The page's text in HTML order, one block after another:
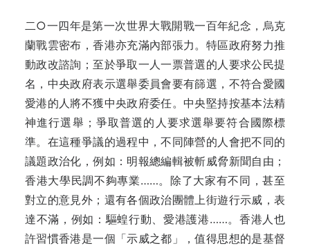
二○一四年是第一次世界大戰開戰一百年紀念，烏克
蘭戰雲密布，香港亦充滿內部張力。特區政府努力推
動政改諮詢；至於爭取一人一票普選的人要求公民提
名，中央政府表示選舉委員會要有篩選，不符合愛國
愛港的人將不獲中央政府委任。中央堅持按基本法精
神進行選舉；爭取普選的人要求選舉要符合國際標
準。在這種爭議的過程中，不同陣營的人會把不同的
議題政治化，例如：明報總編輯被斬威脅新聞自由；
香港大學民調不夠專業……。除了大家有不同，甚至
對立的意見外；還有各個政治團體上街遊行示威，表
達不滿，例如：驅蝗行動、愛港護港……。香港人也
許習慣香港是一個「示威之都」，值得思想的是基督